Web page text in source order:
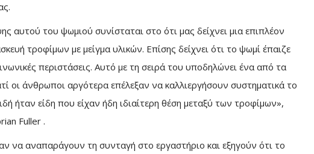
αυτού του ψωμιού συνίσταται στο ότι μας δείχνει μια επιπλέον
τροφίμων με μείγμα υλικών. Επίσης δείχνει ότι το ψωμί έπαιζε
περιστάσεις. Αυτό με τη σειρά του υποδηλώνει ένα από τα
οι άνθρωποι αργότερα επέλεξαν να καλλιεργήσουν συστηματικά το
ήταν είδη που είχαν ήδη ιδιαίτερη θέση μεταξύ των τροφίμων»,
Fuller .
να αναπαράγουν τη συνταγή στο εργαστήριο και εξηγούν ότι το